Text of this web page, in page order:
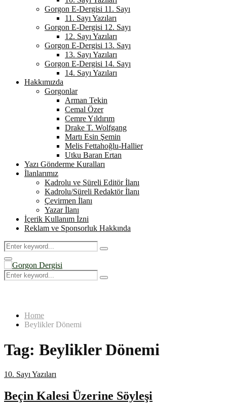
Gorgon E-Dergisi 11. Sayı
11. Sayı Yazıları
Gorgon E-Dergisi 12. Sayı
12. Sayı Yazıları
Gorgon E-Dergisi 13. Sayı
13. Sayı Yazıları
Gorgon E-Dergisi 14. Sayı
14. Sayı Yazıları
Hakkımızda
Gorgonlar
Arman Tekin
Cemal Özer
Cemre Yıldırım
Drake T. Wolfgang
Martı Esin Şemin
Melis Fettahoğlu-Hallier
Utku Baran Ertan
Yazı Gönderme Kuralları
İlanlarımız
Kadrolu ve Süreli Editör İlanı
Kadrolu/Süreli Redaktör İlanı
Çevirmen İlanı
Yazar İlanı
İçerik Kullanım İzni
Reklam ve Sponsorluk Hakkında
Search
for:
Search
Primary
Menu
Search
for:
Search
Home
Beylikler Dönemi
Tag: Beylikler Dönemi
10. Sayı Yazıları
Beçin Kalesi Üzerine Söyleşi